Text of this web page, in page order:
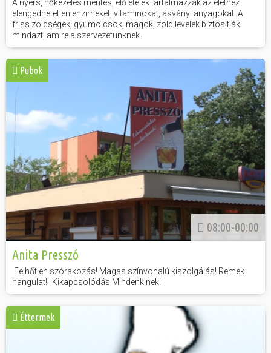
A nyers, hőkezelés mentes, élő ételek tartalmazzák az élethez
elengedhetetlen enzimeket, vitaminokat, ásványi anyagokat. A
friss zöldségek, gyümölcsök, magok, zöld levelek biztosítják
mindazt, amire a szervezetünknek...
Pubok
08:00-00:00
Anita Presszó
Felhőtlen szórakozás! Magas színvonalú kiszolgálás! Remek
hangulat! "Kikapcsolódás Mindenkinek!"
Éttermek